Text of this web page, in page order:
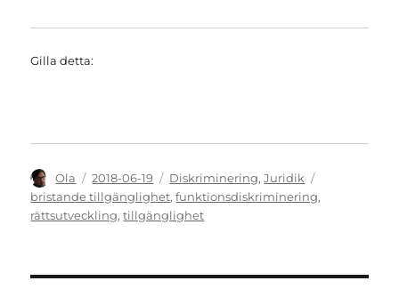
Gilla detta:
Författare
Ola
Publicerat
den
2018-06-19 Kategorier
Diskriminering,Juridik
bristande tillgänglighet,funktionsdiskriminering,
rättsutveckling,tillgänglighet